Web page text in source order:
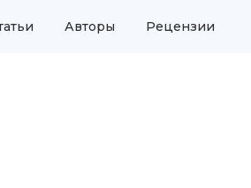
Авторы Рецензии